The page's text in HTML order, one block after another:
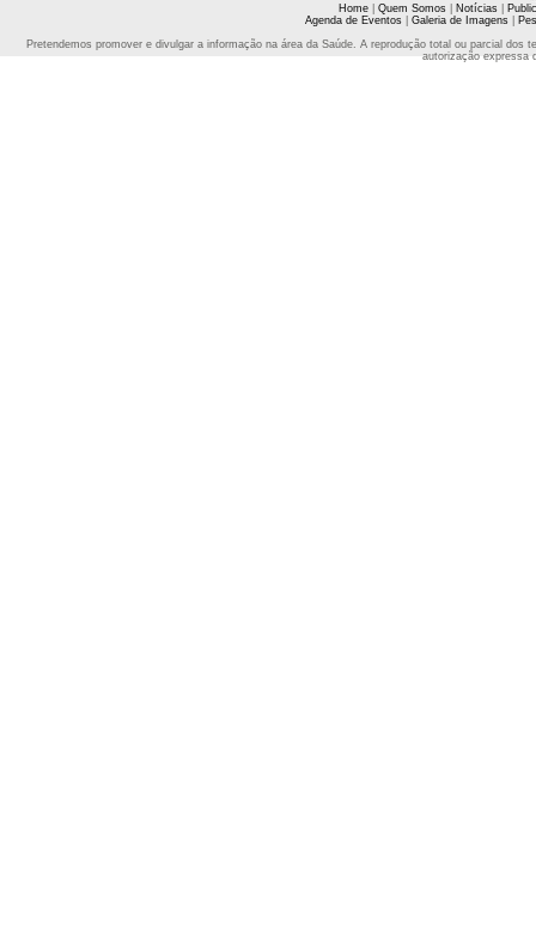
Home| Quem Somos| Notícias|
Agenda de Eventos| Galeria de Imagens|
Pretendemos promover e divulgar a informação na área da Saúde. A reprodução total ou parcial
autorização expressa